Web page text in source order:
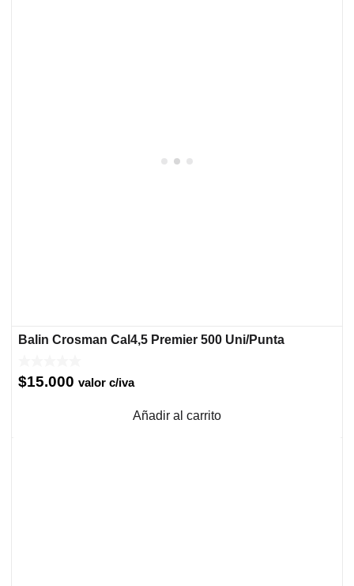
Balin Crosman Cal4,5 Premier 500 Uni/Punta
$15.000 valor c/iva
Añadir al carrito